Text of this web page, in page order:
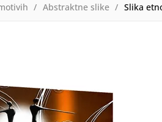
Abstraktne slike Slika